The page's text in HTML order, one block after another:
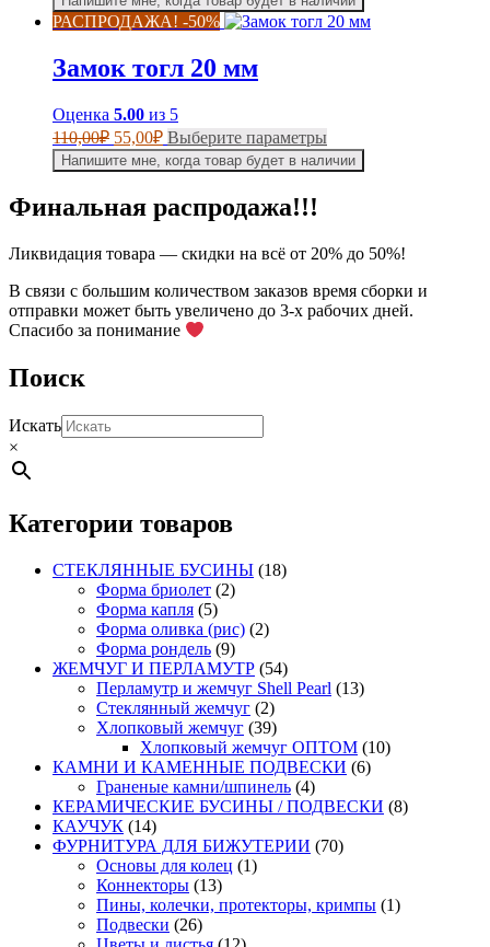
составляла
140,00₽.
70,00₽.
имеет
несколько
странице
товара.
РАСПРОДАЖА! -50%
Замок тогл 20 мм
Оценка 5.00 из 5
110,00₽ Первоначальная
цена
составляла
55,00₽Текущая
цена:
55,00₽.
Выберите параметрыЭтот
товар
имеет
можно
на
странице
Напишите мне, когда товар будет в наличии
Финальная распродажа!!!
Ликвидация товара — скидки на всё от 20% до 50%!
В связи с большим количеством заказов время сборки и
отправки может быть увеличено до 3-х рабочих дней.
Спасибо за понимание
Поиск
Искать
×
Категории товаров
СТЕКЛЯННЫЕ БУСИНЫ (18)
Форма бриолет (2)
Форма капля (5)
Форма оливка (рис) (2)
Форма рондель (9)
ЖЕМЧУГ И ПЕРЛАМУТР (54)
Перламутр и жемчуг Shell Pearl (13)
Стеклянный жемчуг (2)
Хлопковый жемчуг (39)
Хлопковый жемчуг ОПТОМ (10)
КАМНИ И КАМЕННЫЕ ПОДВЕСКИ (6)
Граненые камни/шпинель (4)
КЕРАМИЧЕСКИЕ БУСИНЫ / ПОДВЕСКИ (8)
КАУЧУК (14)
ФУРНИТУРА ДЛЯ БИЖУТЕРИИ (70)
Основы для колец (1)
Коннекторы (13)
Пины, колечки, протекторы, кримпы (1)
Подвески (26)